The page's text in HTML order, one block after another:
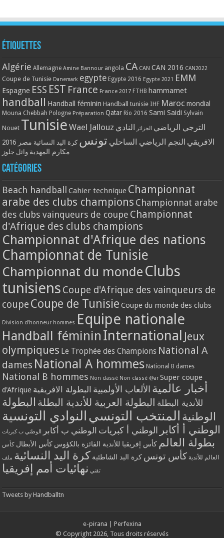
Étiquettes
Algérie Allemagne Amine Bannour angola CA CAN CAN 2016 CAN2022
Coupe de Tunisie Danemark egypte Egypte 2016 Egypte 2021 EMM
Espagne ESS EST France France 2017 FTHB hammamet
handball Handball féminin Handball tunisie IHF Maroc mondial
Mouna Chebbah Pologne Préparation Qatar Rio 2016 Sami Saidi Sylvain
Nouet Tunisie Wael Jallouz الترجي الرياضي الجزائر النادي
الافريقي النجم الرياضي الساحلي تونس كرة اليد النسائية مصر 2016
مكارم المهدية وائل جلوز
Catégories
Beach handball Cahier technique Championnat
arabe des clubs champions Championnat arabe
des clubs vainqueurs de coupe Championnat
d'Afrique des clubs champions
Championnat d'Afrique des nations
Championnat de Tunisie
Championnat du monde Clubs
tunisiens Coupe d'Afrique des vainqueurs de
coupe Coupe de Tunisie Coupe du monde des clubs
Division d'honneur hommes Equipe nationale
Handball féminin International Jeux
olympiques Le Trophée des Champions National A
dames National A hommes National B dames
National B hommes Non classé Non classé @ar Super coupe
d'Afrique
أخبار عالمية الألعاب الأولمبية البطولة الافريقية
للأندية البطلة البطولة العربية للأندية البطلة البطولة
الوطنية المنتخب التونسي النوادي التونسية
الوطني أ أكابر الوطني أ كبريات الوطني ب أكابر الوطني ب كبريات
بطولة العالم كأس إفريقيا للأندية الفائزة بالكؤوس كأس الأبطال كأس
العالم للأندية كأس تونس كرة اليد الشاطئية كرة اليد النسائية ملف
تقني نهائيات أمم إفريقيا
Tweets by Handballtn
e-pirana
Perfexina
© Copyright 2026, Tous droits réservés